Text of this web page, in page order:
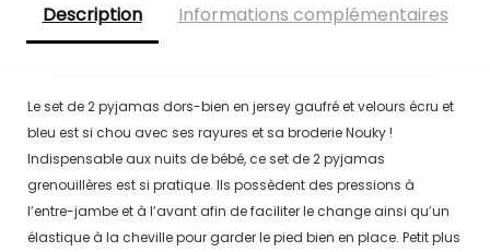
Description Informations complémentaires
Le set de 2 pyjamas dors-bien en jersey gaufré et velours écru et
bleu est si chou avec ses rayures et sa broderie Nouky !
Indispensable aux nuits de bébé, ce set de 2 pyjamas
grenouillères est si pratique. Ils possèdent des pressions à
l’entre-jambe et à l’avant afin de faciliter le change ainsi qu’un
élastique à la cheville pour garder le pied bien en place. Petit plus